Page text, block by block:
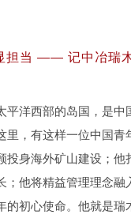
担当 —— 记中冶瑞
洋西部的岛国，是中
里，有这样一位中国青
投身海外矿山建设；他
他将精益管理理念融
的初心使命。他就是瑞